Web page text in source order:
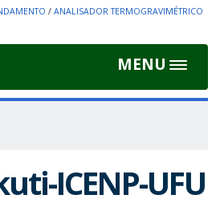
/ ANALISADOR TERMOGRAVIMÉTRICO
MENU
Toggle
ICENP-UFU